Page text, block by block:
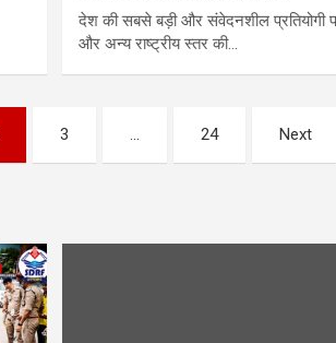
देश की सबसे बड़ी और संवेदनशील प्रतियोगी
और अन्य राष्ट्रीय स्तर की…
3 … 24 Next